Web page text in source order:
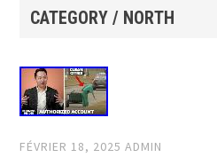
CATEGORY / NORTH
FÉVRIER 18, 2025 ADMIN